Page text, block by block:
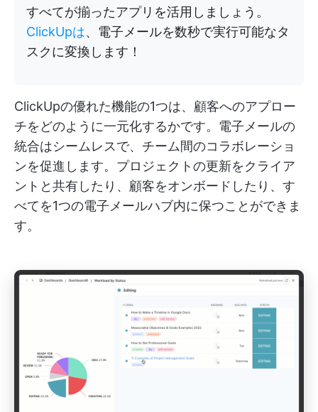
すべてが揃ったアプリを活用しましょう。
ClickUpは、電子メールを数秒で実行可能なタ
スクに変換します！
ClickUpの優れた機能の1つは、顧客へのアプロー
チをどのように一元化するかです。電子メールの
統合はシームレスで、チーム間のコラボレーショ
ンを促進します。プロジェクトの更新をクライア
ントと共有したり、顧客をオンボードしたり、す
べてを1つの電子メールハブ内に保つことができま
す。